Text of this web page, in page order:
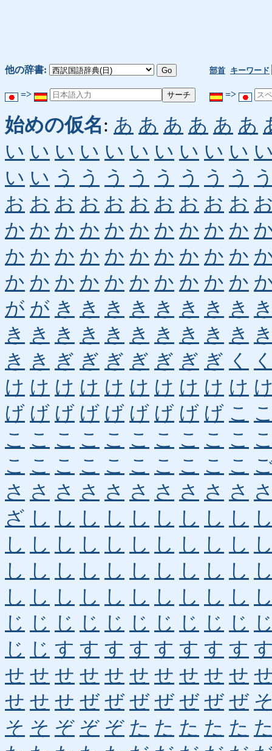
他の辞書: 部首 キーワード
=> =>
始めの仮名: あ あ あ あ あ あ
い い い い い い い い い い
い い う う う う う う う う
お お お お お お お お お お
か か か か か か か か か か
か か か か か か か か か か
か か か か か か か か か か
が が き き き き き き き き
き き き き き き き き き き
き き ぎ ぎ ぎ ぎ ぎ ぎ ぎ く
け け け け け け け け け け
げ げ げ げ げ げ げ げ げ こ
こ こ こ こ こ こ こ こ こ こ
こ こ こ こ こ こ こ こ こ こ
さ さ さ さ さ さ さ さ さ さ
ざ し し し し し し し し し
し し し し し し し し し し
し し し し し し し し し し
し し し し し し し し し し
じ じ じ じ じ じ じ じ じ じ
じ じ す す す す す す す す
せ せ せ せ せ せ せ せ せ せ
せ せ せ ぜ ぜ ぜ ぜ ぜ ぜ ぜ
そ そ ぞ ぞ ぞ た た た た た